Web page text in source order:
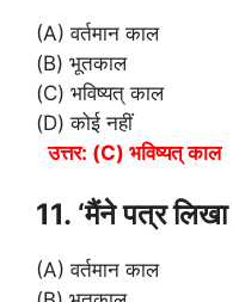
(A) वर्तमान काल
(B) भूतकाल
(C) भविष्यत् काल
(D) कोई नहीं
उत्तर: (C) भविष्यत् काल
11. ‘मैंने पत्र
(A) वर्तमान काल